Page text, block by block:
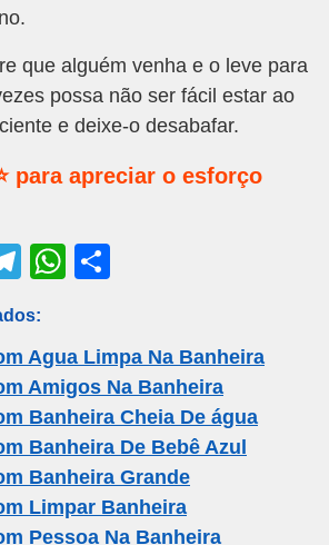
que alguém venha e o leve para
possa não ser fácil estar ao
e deixe-o desabafar.
para apreciar o esforço
T
e
gr
a
m
W
s
A
p
p
e
Agua Limpa Na Banheira
Amigos Na Banheira
Banheira Cheia De água
Banheira De Bebê Azul
Banheira Grande
Limpar Banheira
Pessoa Na Banheira